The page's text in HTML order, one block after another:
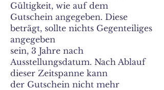
Gültigkeit, wie auf dem
Gutschein angegeben. Diese
beträgt, sollte nichts Gegenteiliges
angegeben
sein, 3 Jahre nach
Ausstellungsdatum. Nach Ablauf
dieser Zeitspanne kann
der Gutschein nicht mehr